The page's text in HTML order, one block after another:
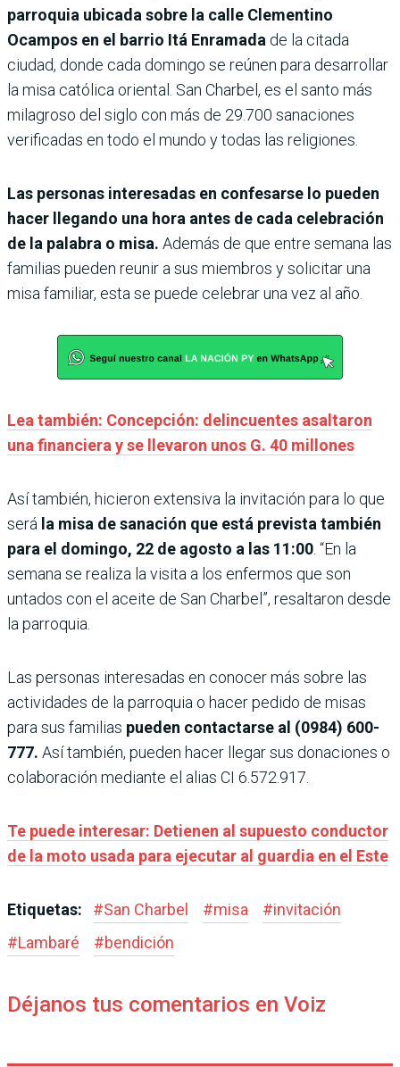
parroquia ubicada sobre la calle Clementino
Ocampos en el barrio Itá Enramada de la citada
ciudad, donde cada domingo se reúnen para desarrollar
la misa católica oriental. San Charbel, es el santo más
milagroso del siglo con más de 29.700 sanaciones
verificadas en todo el mundo y todas las religiones.
Las personas interesadas en confesarse lo pueden
hacer llegando una hora antes de cada celebración
de la palabra o misa. Además de que entre semana las
familias pueden reunir a sus miembros y solicitar una
misa familiar, esta se puede celebrar una vez al año.
Lea también: Concepción: delincuentes asaltaron
una financiera y se llevaron unos G. 40 millones
Así también, hicieron extensiva la invitación para lo que
será la misa de sanación que está prevista también
para el domingo, 22 de agosto a las 11:00 . “En la
semana se realiza la visita a los enfermos que son
untados con el aceite de San Charbel”, resaltaron desde
la parroquia.
Las personas interesadas en conocer más sobre las
actividades de la parroquia o hacer pedido de misas
para sus familias pueden contactarse al (0984) 600-
777. Así también, pueden hacer llegar sus donaciones o
colaboración mediante el alias CI 6.572.917.
Te puede interesar: Detienen al supuesto conductor
de la moto usada para ejecutar al guardia en el Este
Etiquetas: #San Charbel #misa #invitación
#Lambaré #bendición
Déjanos tus comentarios en Voiz